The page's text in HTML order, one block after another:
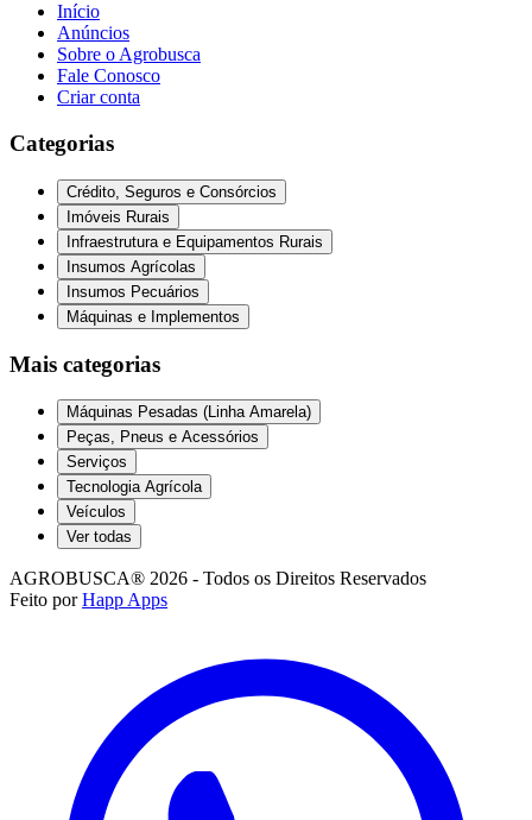
Início
Anúncios
Sobre o Agrobusca
Fale Conosco
Criar conta
Categorias
Crédito, Seguros e Consórcios
Imóveis Rurais
Infraestrutura e Equipamentos Rurais
Insumos Agrícolas
Insumos Pecuários
Máquinas e Implementos
Mais categorias
Máquinas Pesadas (Linha Amarela)
Peças, Pneus e Acessórios
Serviços
Tecnologia Agrícola
Veículos
Ver todas
AGROBUSCA® 2026 - Todos os Direitos Reservados
Feito por Happ Apps